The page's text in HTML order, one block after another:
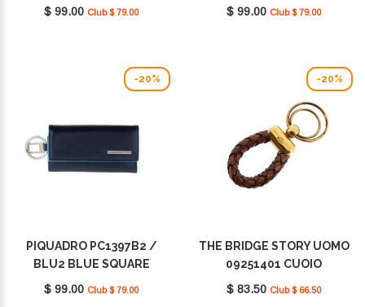
$ 99.00 Club $ 79.00
$ 99.00 Club $ 79.00
-20%
PIQUADRO PC1397B2 /
BLU2 BLUE SQUARE
$ 99.00 Club $ 79.00
-20%
THE BRIDGE STORY UOMO
09251401 CUOIO
$ 83.50 Club $ 66.50